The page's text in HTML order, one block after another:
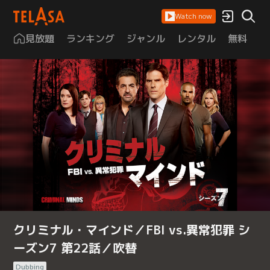
Watch now
見放題 ランキング ジャンル レンタル 無料
クリミナル・マインド／FBI vs.異常犯罪 シ
ーズン7 第22話／吹替
Dubbing